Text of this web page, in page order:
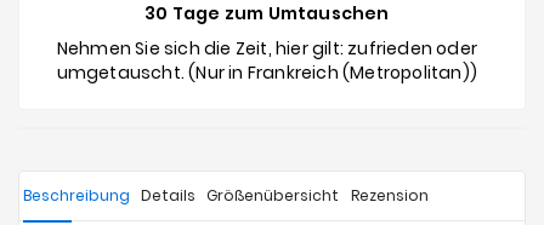
30 Tage zum Umtauschen
Nehmen Sie sich die Zeit, hier gilt: zufrieden oder
umgetauscht. (Nur in Frankreich (Metropolitan))
Beschreibung Details Größenübersicht Rezension